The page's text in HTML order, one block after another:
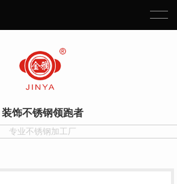
装饰不锈钢领跑者
专业不锈钢加工厂